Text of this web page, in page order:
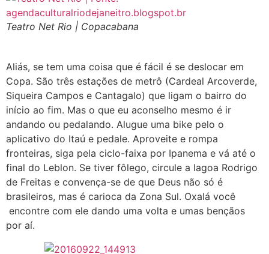
Teatro Net Rio | Copacabana
Aliás, se tem uma coisa que é fácil é se deslocar em
Copa. São três estações de metrô (Cardeal Arcoverde,
Siqueira Campos e Cantagalo) que ligam o bairro do
início ao fim. Mas o que eu aconselho mesmo é ir
andando ou pedalando. Alugue uma bike pelo o
aplicativo do Itaú e pedale. Aproveite e rompa
fronteiras, siga pela ciclo-faixa por Ipanema e vá até o
final do Leblon. Se tiver fôlego, circule a lagoa Rodrigo
de Freitas e convença-se de que Deus não só é
brasileiros, mas é carioca da Zona Sul. Oxalá você
encontre com ele dando uma volta e umas bençãos
por aí.